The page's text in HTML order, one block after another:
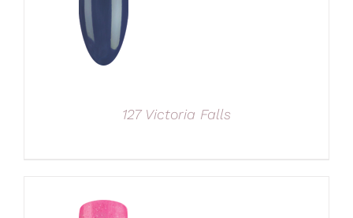
127 Victoria Falls